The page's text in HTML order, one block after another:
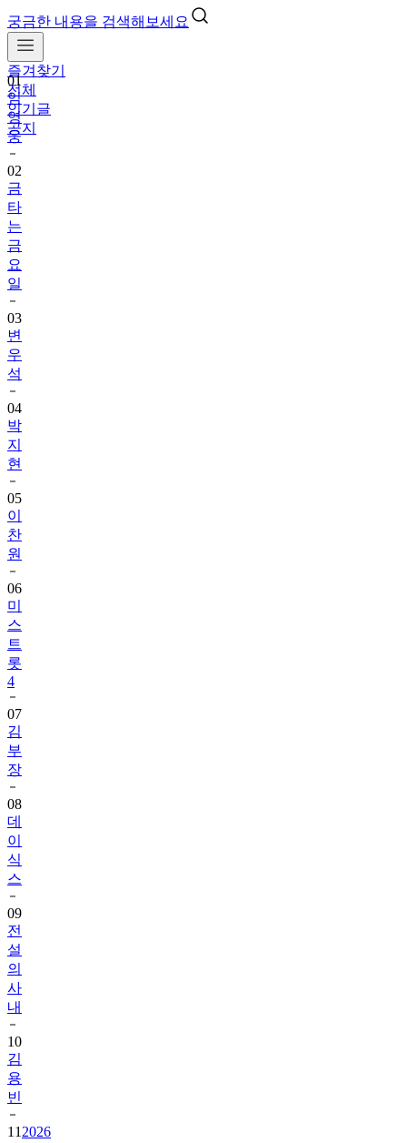
궁금한 내용을 검색해보세요
즐겨찾기
전체
인기글
공지
01
임
영
웅
02
금
타
는
금
요
일
03
변
우
석
04
박
지
현
05
이
찬
원
06
미
스
트
롯
4
07
김
부
장
08
데
이
식
스
09
전
설
의
사
내
10
김
용
빈
11 2026